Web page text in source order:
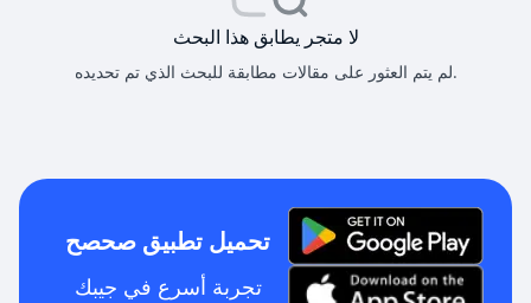
لا متجر يطابق هذا البحث
لم يتم العثور على مقالات مطابقة للبحث الذي تم تحديده.
تحميل تطبيق صحصح
تجربة أسرع في جيبك